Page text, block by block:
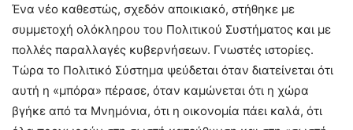
Ένα νέο καθεστώς, σχεδόν αποικιακό, στήθηκε με
συμμετοχή ολόκληρου του Πολιτικού Συστήματος και με
πολλές παραλλαγές κυβερνήσεων. Γνωστές ιστορίες.
Τώρα το Πολιτικό Σύστημα ψεύδεται όταν διατείνεται ότι
αυτή η «μπόρα» πέρασε, όταν καμώνεται ότι η χώρα
βγήκε από τα Μνημόνια, ότι η οικονομία πάει καλά, ότι